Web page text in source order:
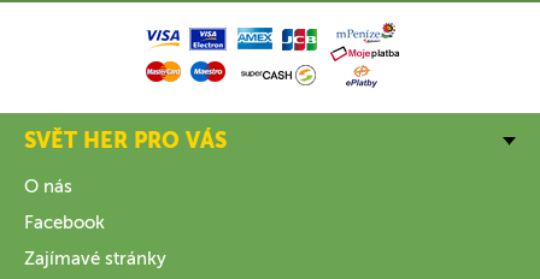
SVĚT HER PRO VÁS
O nás
Facebook
Zajímavé stránky